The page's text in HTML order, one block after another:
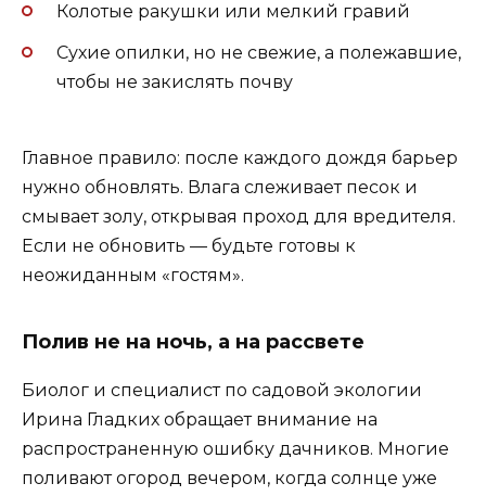
Колотые ракушки или мелкий гравий
Сухие опилки, но не свежие, а полежавшие,
чтобы не закислять почву
Главное правило: после каждого дождя барьер
нужно обновлять. Влага слеживает песок и
смывает золу, открывая проход для вредителя.
Если не обновить — будьте готовы к
неожиданным «гостям».
Полив не на ночь, а на рассвете
Биолог и специалист по садовой экологии
Ирина Гладких обращает внимание на
распространенную ошибку дачников. Многие
поливают огород вечером, когда солнце уже